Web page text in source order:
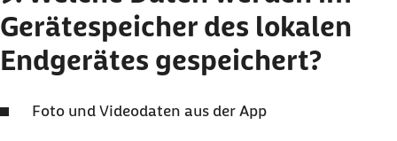
Gerätespeicher des lokalen
Endgerätes gespeichert?
Foto und Videodaten aus der App